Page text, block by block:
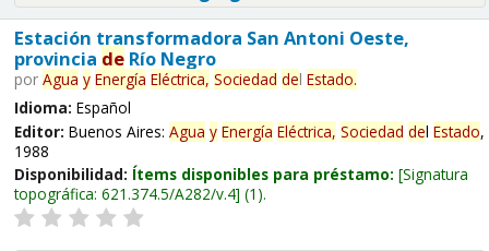
Estación transformadora San Antoni Oeste,
provincia deRío Negro
por Agua y Energía Eléctrica, Sociedad del Estado.
Idioma: Español
Editor: Buenos Aires: Agua y Energía Eléctrica, Sociedad del Estado,
1988
Disponibilidad: Ítems disponibles para préstamo: Signatura
topográfica: 621.374.5/A282/v.4 (1).